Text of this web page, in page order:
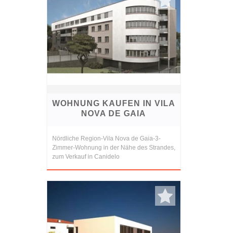
WOHNUNG KAUFEN IN VILA
NOVA DE GAIA
Nördliche Region-Vila Nova de Gaia-3-
Zimmer-Wohnung in der Nähe des Strandes,
zum Verkauf in Canidelo